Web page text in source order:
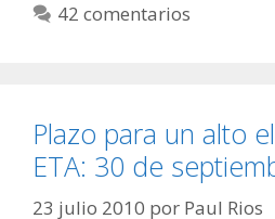
42 comentarios
Plazo para un alto
ETA: 30 de
23 julio 2010 por Paul Rios